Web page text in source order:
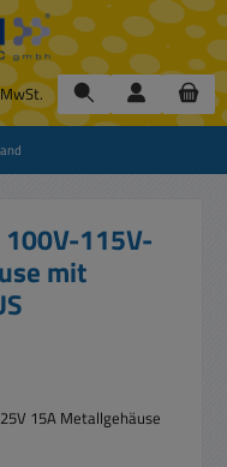
115V-
mit